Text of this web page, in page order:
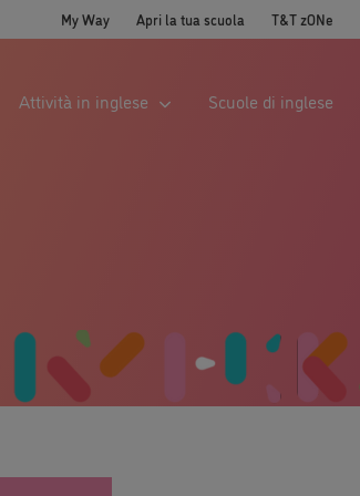
My Way Apri la tua scuola T&T zONe
Attività in inglese Scuole di inglese